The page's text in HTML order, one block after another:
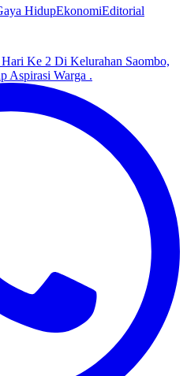
HidupEkonomiEditorial
Hari Ke 2 Di Kelurahan Saombo,
Aspirasi Warga .